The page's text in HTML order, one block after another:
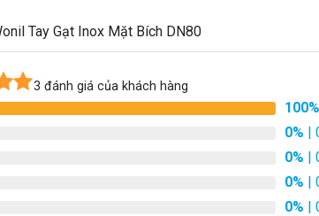
Tay Gạt Inox Mặt Bích DN80
3 đánh giá của khách hàng
100%
0% |
0% |
0% |
0% |